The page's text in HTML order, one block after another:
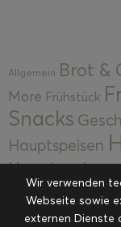
Allgemein Brot &
More Frühstück
Snacks
Hauptspeisen
Hauptspeisen
Kuchen,
Desserts Kulinarik
Wir verwenden
Webseite sowie
externen Dienste